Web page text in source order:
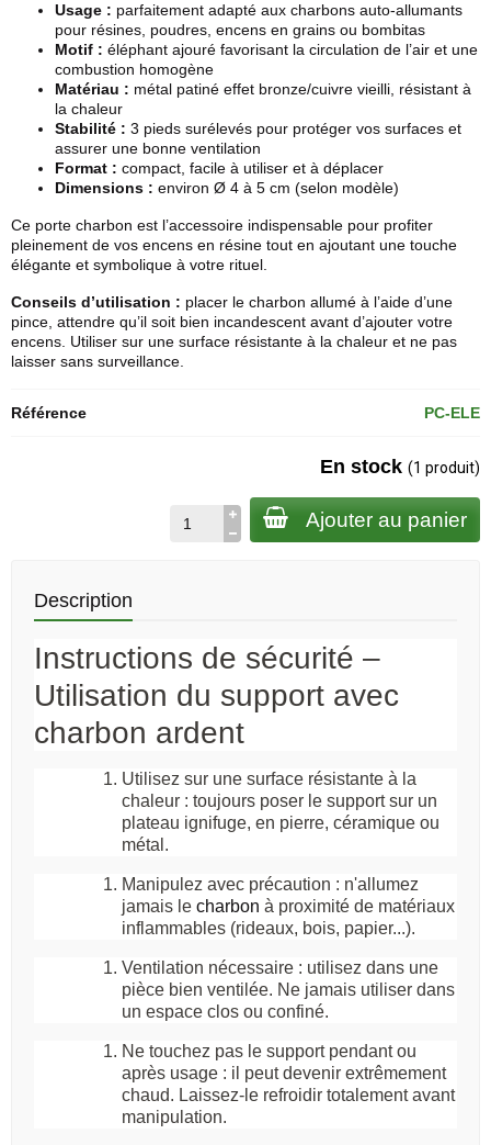
Usage : parfaitement adapté aux charbons auto-allumants
pour résines, poudres, encens en grains ou bombitas
Motif : éléphant ajouré favorisant la circulation de l’air et une
combustion homogène
Matériau : métal patiné effet bronze/cuivre vieilli, résistant à
la chaleur
Stabilité : 3 pieds surélevés pour protéger vos surfaces et
assurer une bonne ventilation
Format : compact, facile à utiliser et à déplacer
Dimensions : environ Ø 4 à 5 cm (selon modèle)
Ce porte charbon est l’accessoire indispensable pour profiter
pleinement de vos encens en résine tout en ajoutant une touche
élégante et symbolique à votre rituel.
Conseils d’utilisation : placer le charbon allumé à l’aide d’une
pince, attendre qu’il soit bien incandescent avant d’ajouter votre
encens. Utiliser sur une surface résistante à la chaleur et ne pas
laisser sans surveillance.
Référence PC-ELE
En stock (1 produit)
Ajouter au panier
Description
Instructions de sécurité –
Utilisation du support avec
charbon ardent
Utilisez sur une surface résistante à la
chaleur : toujours poser le support sur un
plateau ignifuge, en pierre, céramique ou
métal.
Manipulez avec précaution : n'allumez
jamais le charbon à proximité de matériaux
inflammables (rideaux, bois, papier...).
Ventilation nécessaire : utilisez dans une
pièce bien ventilée. Ne jamais utiliser dans
un espace clos ou confiné.
Ne touchez pas le support pendant ou
après usage : il peut devenir extrêmement
chaud. Laissez-le refroidir totalement avant
manipulation.